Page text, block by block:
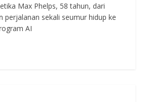
Max Phelps, 58 tahun, dari
perjalanan sekali seumur hidup ke
AI